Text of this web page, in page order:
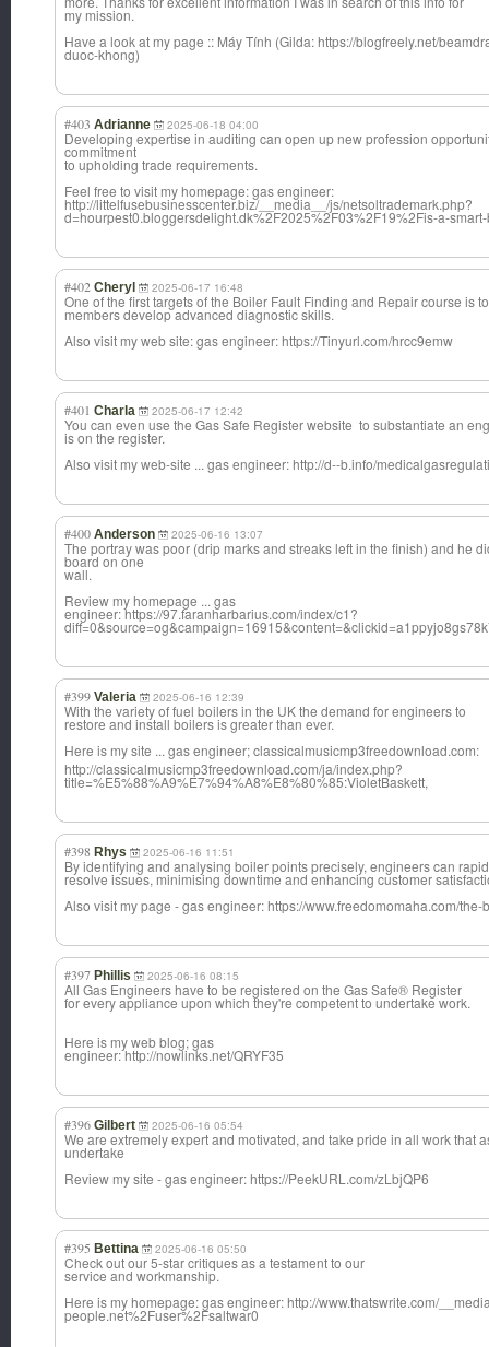
my mission.
Have a look at my page :: Máy Tính (Gilda: https://blogfreely.net/
duoc-khong)
#403 Adrianne 2025-06-18 04:00
Developing expertise in auditing can open up new profession
commitment
to upholding trade requirements.
Feel free to visit my homepage: gas engineer:
http://littelfusebusinesscenter.biz/__media__/js/netsoltrademark.php?
d=hourpest0.bloggersdelight.dk%2F2025%2F03%2F19%2Fis-a-
#402 Cheryl 2025-06-17 16:48
One of the first targets of the Boiler Fault Finding and Repair course is
members develop advanced diagnostic skills.
Also visit my web site: gas engineer: https://Tinyurl.com/hrcc9emw
#401 Charla 2025-06-17 12:42
You can even use the Gas Safe Register website to substantiate an
is on the register.
Also visit my web-site ... gas engineer: http://d--b.info/
#400 Anderson 2025-06-16 13:07
The portray was poor (drip marks and streaks left in the finish) and he
board on one
wall.
Review my homepage ... gas
engineer: https://97.faranharbarius.com/index/c1?
#399 Valeria 2025-06-16 12:39
With the variety of fuel boilers in the UK the demand for engineers to
restore and install boilers is greater than ever.
Here is my site ... gas engineer; classicalmusicmp3freedownload.com:
http://classicalmusicmp3freedownload.com/ja/index.php?
title=%E5%88%A9%E7%94%A8%E8%80%85:VioletBaskett,
#398 Rhys 2025-06-16 11:51
By identifying and analysing boiler points precisely, engineers can
resolve issues, minimising downtime and enhancing customer
Also visit my page - gas engineer: https://www.freedomomaha.com/
#397 Phillis 2025-06-16 08:15
All Gas Engineers have to be registered on the Gas Safe® Register
for every appliance upon which they're competent to undertake work.
Here is my web blog; gas
engineer: http://nowlinks.net/QRYF35
#396 Gilbert 2025-06-16 05:54
We are extremely expert and motivated, and take pride in all work that
undertake
Review my site - gas engineer: https://PeekURL.com/zLbjQP6
#395 Bettina 2025-06-16 05:50
Check out our 5-star critiques as a testament to our
service and workmanship.
Here is my homepage: gas engineer: http://www.thatswrite.com/
people.net%2Fuser%2Fsaltwar0